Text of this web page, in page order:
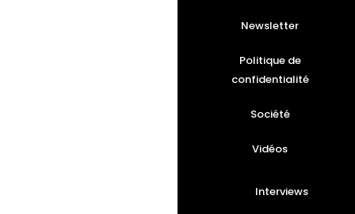
Newsletter
Politique de
confidentialité
Société
Vidéos
Interviews